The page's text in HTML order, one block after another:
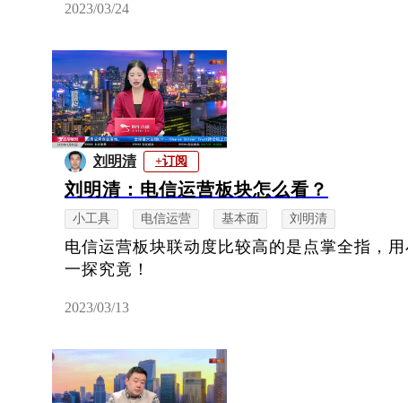
2023/03/24
刘明清 +订阅
刘明清：电信运营板块怎么看？
小工具 电信运营 基本面 刘明清
电信运营板块联动度比较高的是点掌全指，
一探究竟！
2023/03/13